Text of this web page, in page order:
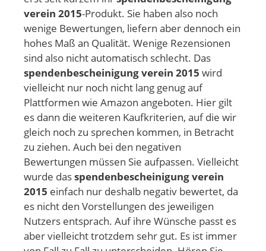
verein 2015-Produkt. Sie haben also noch
wenige Bewertungen, liefern aber dennoch ein
hohes Maß an Qualität. Wenige Rezensionen
sind also nicht automatisch schlecht. Das
spendenbescheinigung verein 2015 wird
vielleicht nur noch nicht lang genug auf
Plattformen wie Amazon angeboten. Hier gilt
es dann die weiteren Kaufkriterien, auf die wir
gleich noch zu sprechen kommen, in Betracht
zu ziehen. Auch bei den negativen
Bewertungen müssen Sie aufpassen. Vielleicht
wurde dasspendenbescheinigung verein
2015 einfach nur deshalb negativ bewertet, da
es nicht den Vorstellungen des jeweiligen
Nutzers entsprach. Auf ihre Wünsche passt es
aber vielleicht trotzdem sehr gut. Es ist immer